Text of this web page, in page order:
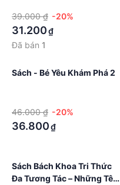
39.000 ₫ -20%
31.200₫
Đã bán 1
Sách - Bé Yêu Khám Phá 2
46.000 ₫ -20%
36.800₫
Sách Bách Khoa Tri Thức
Đa Tương Tác – Những Tên